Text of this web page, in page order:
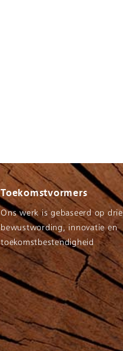
Toekomstvormers
Ons werk is gebaseerd op
bewustwording, innovatie en
toekomstbestendigheid